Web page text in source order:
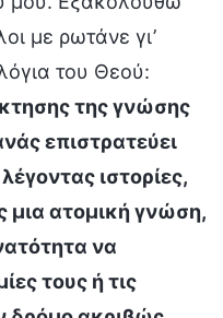
με ρωτάνε γι’
του Θεού:
της γνώσης
επιστρατεύει
ιστορίες,
μια ατομική γνώση,
να
τους ή τις